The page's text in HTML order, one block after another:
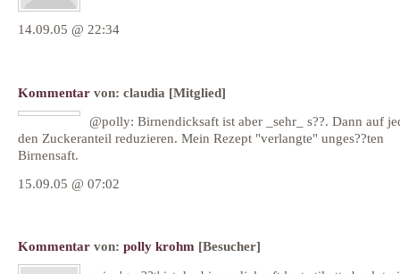
14.09.05 @ 22:34
Kommentar von: claudia [Mitglied]
@polly: Birnendicksaft ist aber _sehr_ s??. Dann auf
den Zuckeranteil reduzieren. Mein Rezept "verlangte" unges??ten
Birnensaft.
15.09.05 @ 07:02
Kommentar von: polly krohm [Besucher]